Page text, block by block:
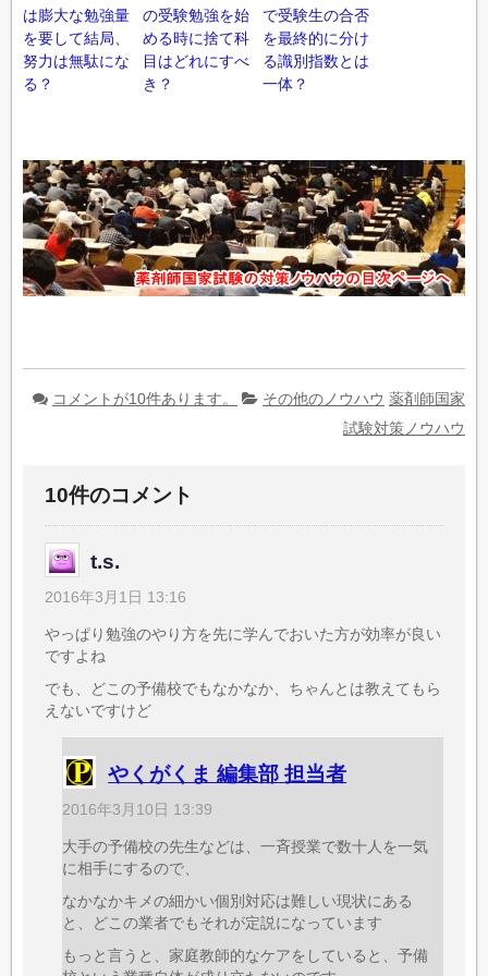
は膨大な勉強量
を要して結局、
努力は無駄にな
る？
の受験勉強を始
める時に捨て科
目はどれにすべ
き？
で受験生の合否
を最終的に分け
る識別指数とは
一体？
コメントが10件あります。 その他のノウハウ 薬剤師国家
試験対策ノウハウ
10件のコメント
t.s.
2016年3月1日 13:16
やっぱり勉強のやり方を先に学んでおいた方が効率が良い
ですよね
でも、どこの予備校でもなかなか、ちゃんとは教えてもら
えないですけど
やくがくま 編集部 担当者
2016年3月10日 13:39
大手の予備校の先生などは、一斉授業で数十人を一気
に相手にするので、
なかなかキメの細かい個別対応は難しい現状にある
と、どこの業者でもそれが定説になっています
もっと言うと、家庭教師的なケアをしていると、予備